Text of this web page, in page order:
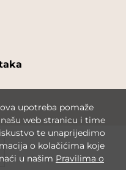
upotreba pomaže
web stranicu i time
te unaprijedimo
o kolačićima koje
u našim Pravilima o